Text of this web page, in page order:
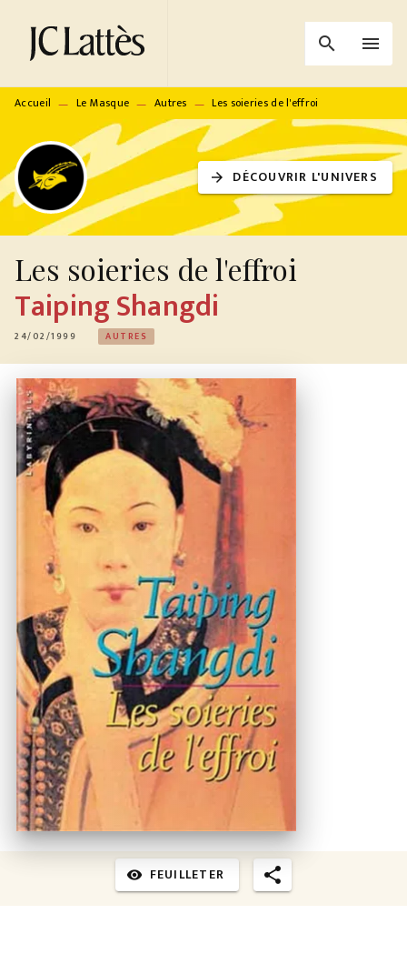
MENU RECHERCHE
PIED DE PAGE
search menu
Accueil — Le Masque — Autres — Les soieries de l'effroi
arrow_forward DÉCOUVRIR L'UNIVERS
Les soieries de l'effroi
Taiping Shangdi
24/02/1999 AUTRES
visibility FEUILLETER